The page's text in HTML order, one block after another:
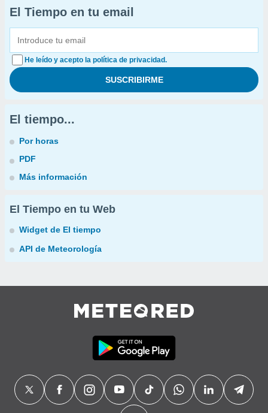
El Tiempo en tu email
He leído y acepto la política de privacidad.
El tiempo...
Por horas
PDF
Más información
El Tiempo en tu Web
Widget de El tiempo
API de Meteorología